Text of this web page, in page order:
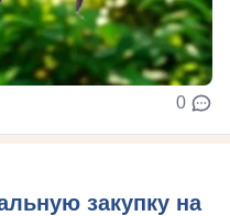
0
закупку на